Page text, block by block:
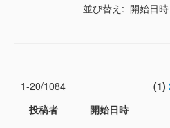
並び替え: 開始日
1-20/1084 (1)
投稿者
開始日時